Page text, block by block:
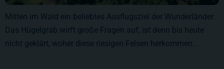
Mitten im Wald ein beliebtes Ausflugsziel der Wunderländer.
Das Hügelgrab wirft große Fragen auf, ist denn bis heute
nicht geklärt, woher diese riesigen Felsen herkommen...